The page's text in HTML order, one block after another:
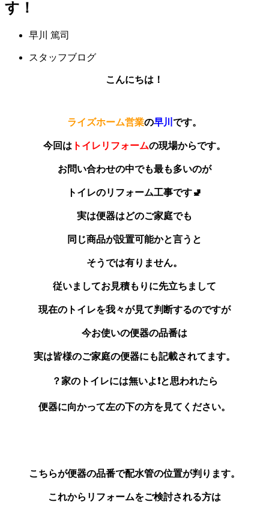
す！
早川 篤司
スタッフブログ
こんにちは！
ライズホーム営業の早川 です。
今回は トイレリフォームの現場からです。
お問い合わせの中でも最も多いのが
トイレのリフォーム工事です🚽
実は便器はどのご家庭でも
同じ商品が設置可能かと言うと
そうでは有りません。
従いましてお見積もりに先立ちまして
現在のトイレを我々が見て判断するのですが
今お使いの便器の品番は
実は皆様のご家庭の便器にも記載されてます。
？家のトイレには無いよ❗と思われたら
便器に向かって左の下の方を見てください。
こちらが便器の品番で配水管の位置が判ります。
これからリフォームをご検討される方は